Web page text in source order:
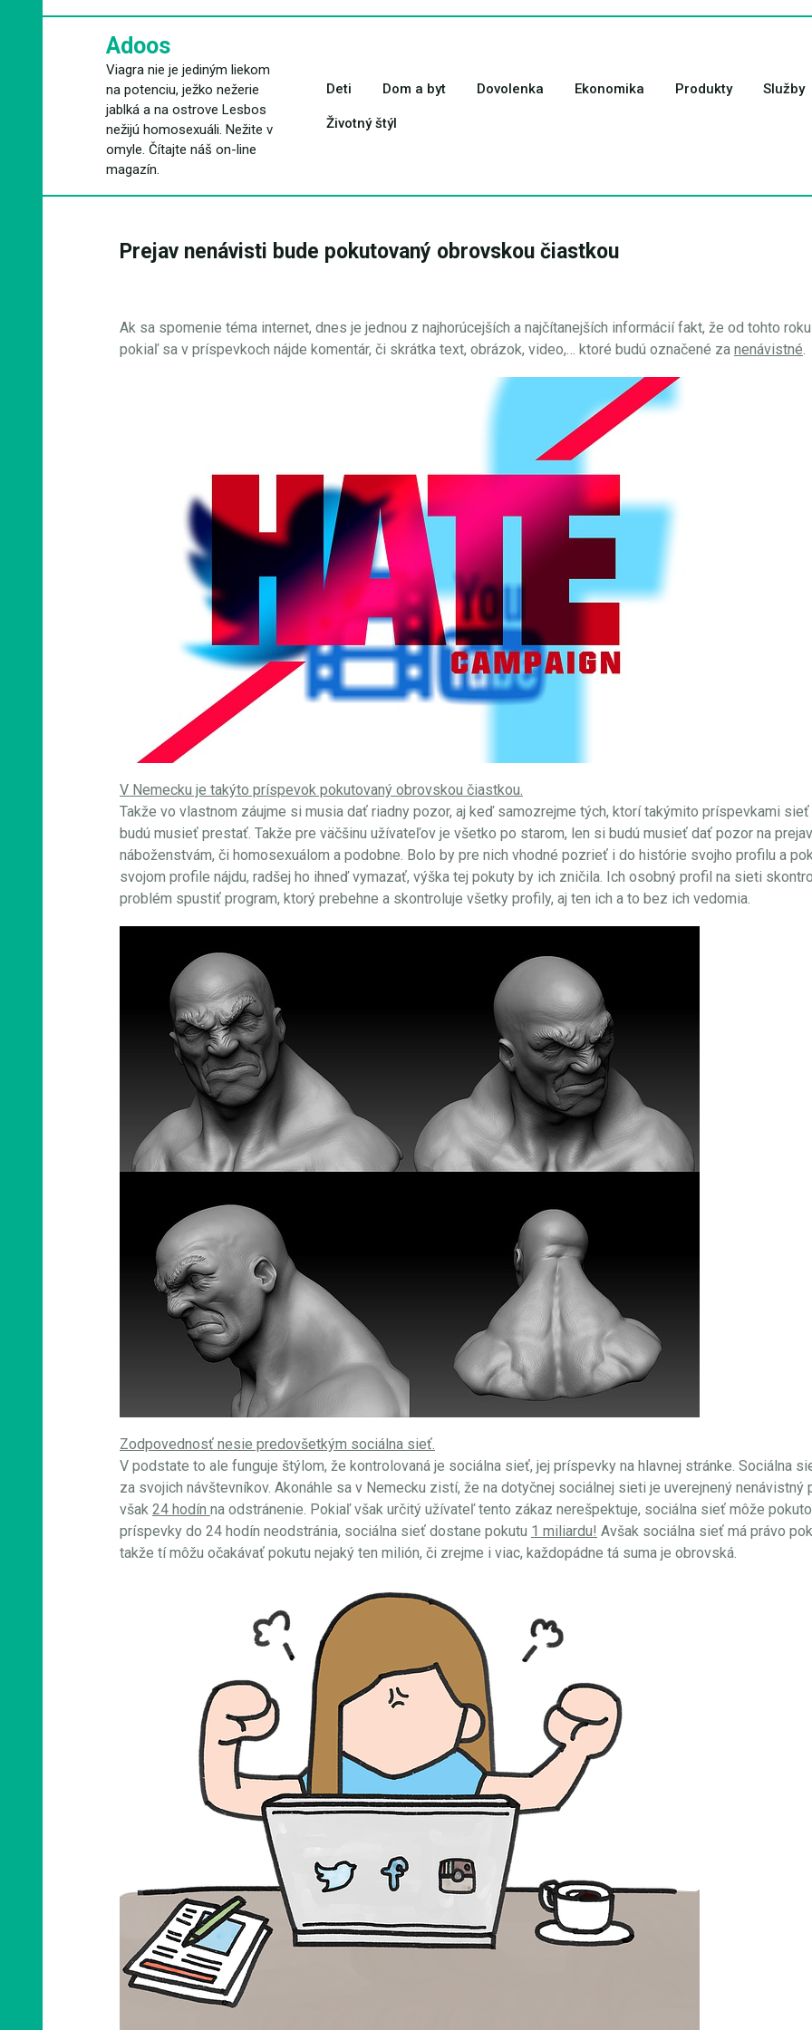
Adoos
Viagra nie je jediným liekom
na potenciu, ježko nežerie
jablká a na ostrove Lesbos
nežijú homosexuáli. Nežite v
omyle. Čítajte náš on-line
magazín.
Deti Dom a byt Dovolenka Ekonomika Produkty Služby
Životný štýl
Prejav nenávisti bude pokutovaný obrovskou čiastkou
Ak sa spomenie téma internet, dnes je jednou z najhorúcejších a najčítanejších informácií fakt, že od tohto roku
pokiaľ sa v príspevkoch nájde komentár, či skrátka text, obrázok, video,… ktoré budú označené za nenávistné.
V Nemecku je takýto príspevok pokutovaný obrovskou čiastkou.
Takže vo vlastnom záujme si musia dať riadny pozor, aj keď samozrejme tých, ktorí takýmito príspevkami
budú musieť prestať. Takže pre väčšinu užívateľov je všetko po starom, len si budú musieť dať pozor na
náboženstvám, či homosexuálom a podobne. Bolo by pre nich vhodné pozrieť i do histórie svojho profilu a
svojom profile nájdu, radšej ho ihneď vymazať, výška tej pokuty by ich zničila. Ich osobný profil na sieti
problém spustiť program, ktorý prebehne a skontroluje všetky profily, aj ten ich a to bez ich vedomia.
Zodpovednosť nesie predovšetkým sociálna sieť.
V podstate to ale funguje štýlom, že kontrolovaná je sociálna sieť, jej príspevky na hlavnej stránke. Sociálna
za svojich návštevníkov. Akonáhle sa v Nemecku zistí, že na dotyčnej sociálnej sieti je uverejnený nenávistný
však 24 hodín na odstránenie. Pokiaľ však určitý užívateľ tento zákaz nerešpektuje, sociálna sieť môže
príspevky do 24 hodín neodstránia, sociálna sieť dostane pokutu 1 miliardu! Avšak sociálna sieť má právo
takže tí môžu očakávať pokutu nejaký ten milión, či zrejme i viac, každopádne tá suma je obrovská.